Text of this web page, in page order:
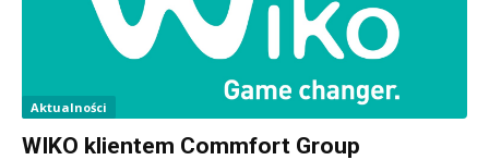
Aktualności
WIKO klientem Commfort Group